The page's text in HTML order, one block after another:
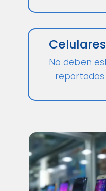
No deben